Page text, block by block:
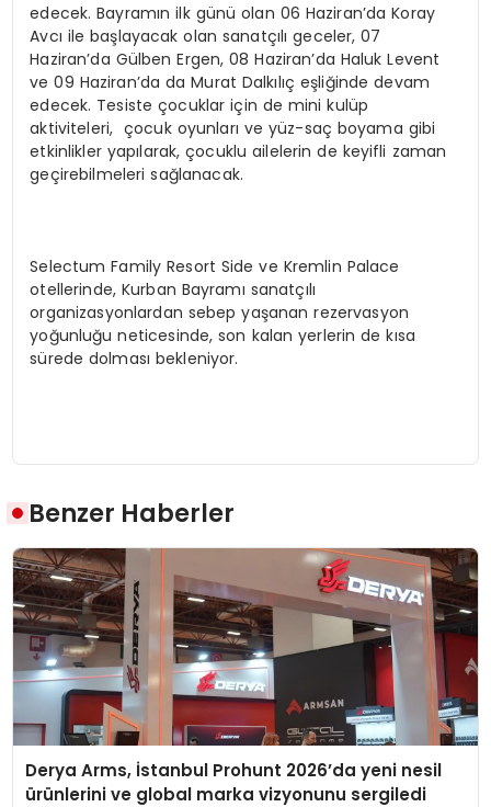
edecek. Bayramın ilk günü olan 06 Haziran’da Koray
Avcı ile başlayacak olan sanatçılı geceler, 07
Haziran’da Gülben Ergen, 08 Haziran’da Haluk Levent
ve 09 Haziran’da da Murat Dalkılıç eşliğinde devam
edecek. Tesiste çocuklar için de mini kulüp
aktiviteleri, çocuk oyunları ve yüz-saç boyama gibi
etkinlikler yapılarak, çocuklu ailelerin de keyifli zaman
geçirebilmeleri sağlanacak.
Selectum Family Resort Side ve Kremlin Palace
otellerinde, Kurban Bayramı sanatçılı
organizasyonlardan sebep yaşanan rezervasyon
yoğunluğu neticesinde, son kalan yerlerin de kısa
sürede dolması bekleniyor.
Benzer Haberler
Derya Arms, İstanbul Prohunt 2026’da yeni nesil
ürünlerini ve global marka vizyonunu sergiledi